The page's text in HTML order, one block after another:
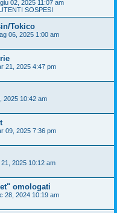
02, 2025 11:07 am
SOSPESI
Tokico
06, 2025 1:00 am
21, 2025 4:47 pm
2025 10:42 am
09, 2025 7:36 pm
2025 10:12 am
omologati
28, 2024 10:19 am